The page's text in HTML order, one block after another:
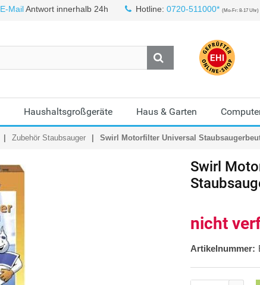
E-MailAntwort innerhalb 24h Hotline: 0720-511000* (Mo-Fr: 8-17 Uhr)
Haushaltsgroßgeräte Haus & Garten
Zubehör Staubsauger Swirl Motorfilter Universal
Swirl
nicht
Artikelnummer: